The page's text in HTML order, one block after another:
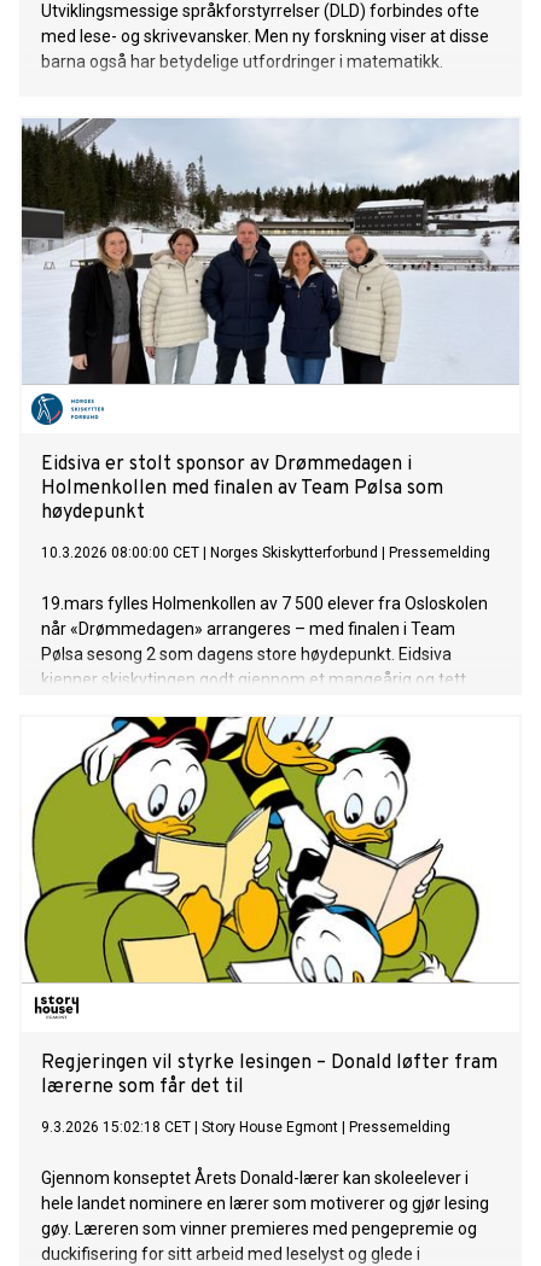
Utviklingsmessige språkforstyrrelser (DLD) forbindes ofte
med lese- og skrivevansker. Men ny forskning viser at disse
barna også har betydelige utfordringer i matematikk.
Eidsiva er stolt sponsor av Drømmedagen i
Holmenkollen med finalen av Team Pølsa som
høydepunkt
10.3.2026 08:00:00 CET Norges Skiskytterforbund Pressemelding
19.mars fylles Holmenkollen av 7 500 elever fra Osloskolen
når «Drømmedagen» arrangeres – med finalen i Team
Pølsa sesong 2 som dagens store høydepunkt. Eidsiva
kjenner skiskytingen godt gjennom et mangeårig og tett
vært en viktig og trofast støttespiller for idretten. Nå er de
også stolt sponsor av arrangementet for skoleelever.
Regjeringen vil styrke lesingen – Donald løfter fram
lærerne som får det til
9.3.2026 15:02:18 CET Story House Egmont Pressemelding
Gjennom konseptet Årets Donald-lærer kan skoleelever i
hele landet nominere en lærer som motiverer og gjør lesing
gøy. Læreren som vinner premieres med pengepremie og
duckifisering for sitt arbeid med leselyst og glede i